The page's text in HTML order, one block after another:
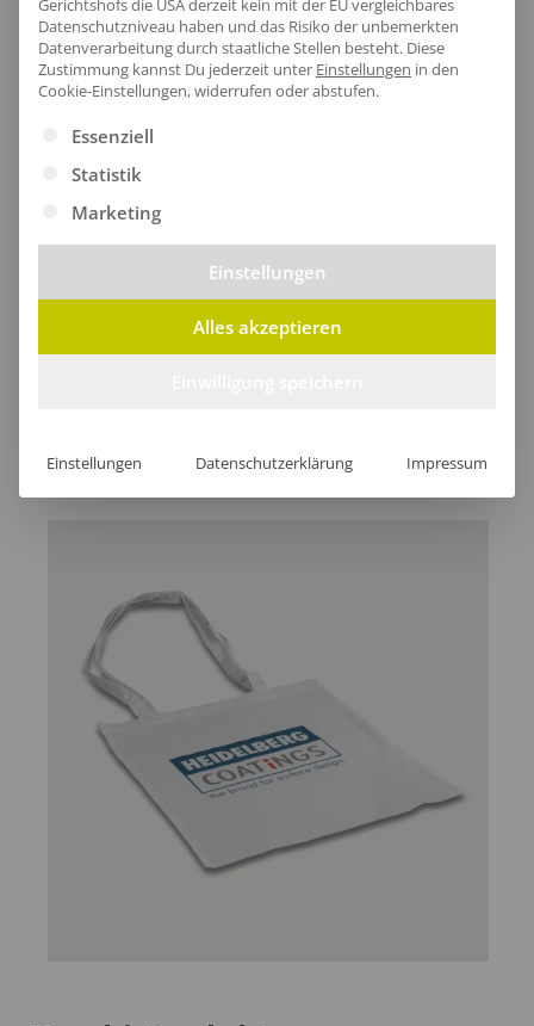
Größentabelle
Lieferzeit
Kundenprojekte
Gerichtshofs die USA derzeit kein mit der EU vergleichbares
Datenschutzniveau haben und das Risiko der unbemerkten
Datenverarbeitung durch staatliche Stellen besteht. Diese
Zustimmung kannst Du jederzeit unter Einstellungen in den
Cookie-Einstellungen, widerrufen oder abstufen.
Es folgt eine Liste der Service-Gruppen, für die eine
Essenziell
Statistik
Marketing
Einstellungen
Alles akzeptieren
Einstellungen Datenschutzerklärung Impressum